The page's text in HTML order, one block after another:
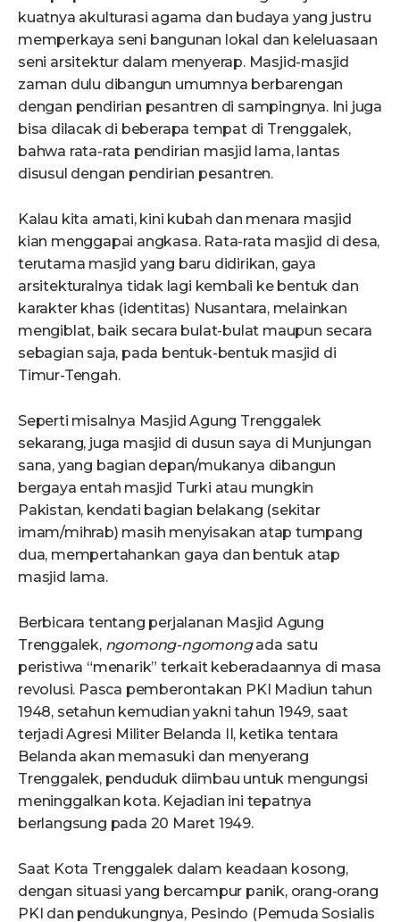
kuatnya akulturasi agama dan budaya yang justru
memperkaya seni bangunan lokal dan keleluasaan
seni arsitektur dalam menyerap. Masjid-masjid
zaman dulu dibangun umumnya berbarengan
dengan pendirian pesantren di sampingnya. Ini juga
bisa dilacak di beberapa tempat di Trenggalek,
bahwa rata-rata pendirian masjid lama, lantas
disusul dengan pendirian pesantren.
Kalau kita amati, kini kubah dan menara masjid
kian menggapai angkasa. Rata-rata masjid di desa,
terutama masjid yang baru didirikan, gaya
arsitekturalnya tidak lagi kembali ke bentuk dan
karakter khas (identitas) Nusantara, melainkan
mengiblat, baik secara bulat-bulat maupun secara
sebagian saja, pada bentuk-bentuk masjid di
Timur-Tengah.
Seperti misalnya Masjid Agung Trenggalek
sekarang, juga masjid di dusun saya di Munjungan
sana, yang bagian depan/mukanya dibangun
bergaya entah masjid Turki atau mungkin
Pakistan, kendati bagian belakang (sekitar
imam/mihrab) masih menyisakan atap tumpang
dua, mempertahankan gaya dan bentuk atap
masjid lama.
Berbicara tentang perjalanan Masjid Agung
Trenggalek, ngomong-ngomongada satu
peristiwa “menarik” terkait keberadaannya di masa
revolusi. Pasca pemberontakan PKI Madiun tahun
1948, setahun kemudian yakni tahun 1949, saat
terjadi Agresi Militer Belanda II, ketika tentara
Belanda akan memasuki dan menyerang
Trenggalek, penduduk diimbau untuk mengungsi
meninggalkan kota. Kejadian ini tepatnya
berlangsung pada 20 Maret 1949.
Saat Kota Trenggalek dalam keadaan kosong,
dengan situasi yang bercampur panik, orang-orang
PKI dan pendukungnya, Pesindo (Pemuda Sosialis